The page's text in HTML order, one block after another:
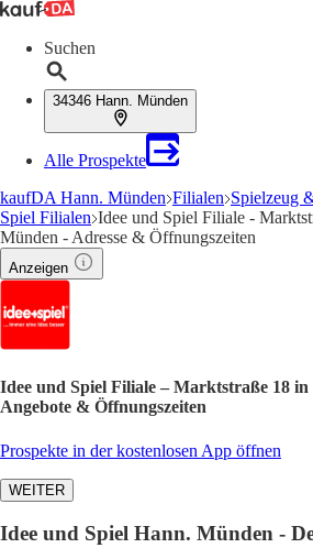
Suchen
34346 Hann. Münden
Alle Prospekte
kaufDA Hann. Münden Filialen Spielzeug
Spiel Filialen Idee und Spiel Filiale -
Münden - Adresse & Öffnungszeiten
Anzeigen
Idee und Spiel Filiale – Marktstraße 18
Angebote & Öffnungszeiten
Prospekte in der kostenlosen App öffnen
WEITER
Idee und Spiel Hann. Münden -